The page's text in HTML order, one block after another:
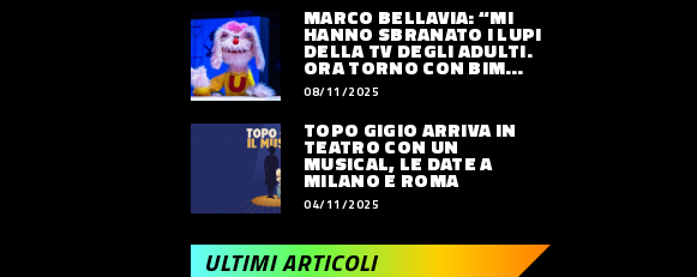
MARCO BELLAVIA: “MI
HANNO SBRANATO I LUPI
DELLA TV DEGLI ADULTI.
ORA TORNO CON BIM
BUM BAM PARTY”
08/11/2025
TOPO GIGIO ARRIVA IN
TEATRO CON UN
MUSICAL, LE DATE A
MILANO E ROMA
04/11/2025
ULTIMI ARTICOLI